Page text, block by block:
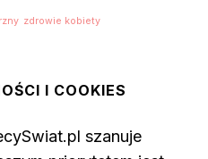
zdrowie kobiety
I COOKIES
szanuje